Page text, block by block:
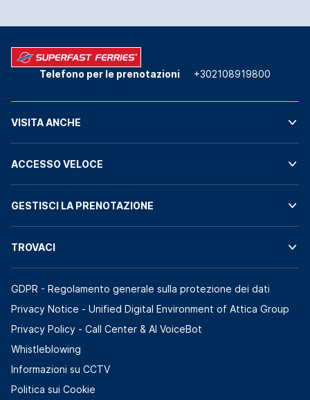
Telefono per le prenotazioni +302108919800
VISITA ANCHE
ACCESSO VELOCE
GESTISCI LA PRENOTAZIONE
TROVACI
GDPR - Regolamento generale sulla protezione dei dati
Privacy Notice - Unified Digital Environment of Attica Group
Privacy Policy - Call Center & ΑΙ VoiceBot
Whistleblowing
Informazioni su CCTV
Politica sui Cookie